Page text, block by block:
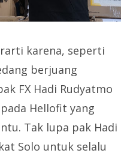
karena, seperti
berjuang
FX Hadi Rudyatmo
Hellofit yang
Tak lupa pak Hadi
Solo untuk selalu